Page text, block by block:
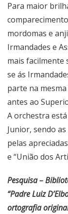
Para maior
mordomas e
Irmandades e
mais facilmente
se ás
parte na
antes ao
A orchestra
Junior, sendo
pelas
e “União dos
Pesquisa –
“Padre Luiz
ortografia